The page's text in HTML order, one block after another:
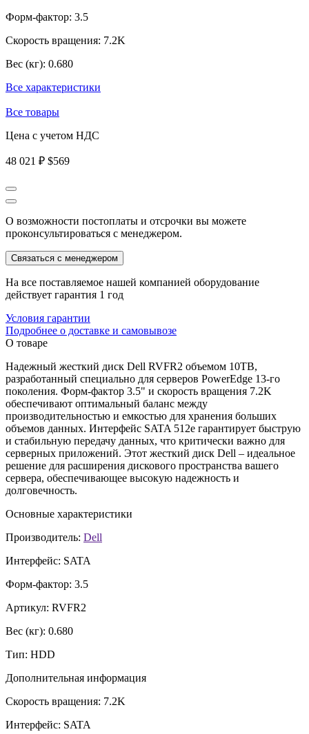
Форм-фактор: 3.5
Скорость вращения: 7.2K
Вес (кг): 0.680
Все характеристики
Все товары
Цена с учетом НДС
48 021 ₽ $569
О возможности постоплаты и отсрочки вы можете
проконсультироваться с менеджером.
Связаться с менеджером
На все поставляемое нашей компанией оборудование
действует гарантия 1 год
Условия гарантии
Подробнее о доставке и самовывозе
О товаре
Надежный жесткий диск Dell RVFR2 объемом 10TB,
разработанный специально для серверов PowerEdge 13-го
поколения. Форм-фактор 3.5" и скорость вращения 7.2K
обеспечивают оптимальный баланс между
производительностью и емкостью для хранения больших
объемов данных. Интерфейс SATA 512e гарантирует быструю
и стабильную передачу данных, что критически важно для
серверных приложений. Этот жесткий диск Dell – идеальное
решение для расширения дискового пространства вашего
сервера, обеспечивающее высокую надежность и
долговечность.
Основные характеристики
Производитель: Dell
Интерфейс: SATA
Форм-фактор: 3.5
Артикул: RVFR2
Вес (кг): 0.680
Тип: HDD
Дополнительная информация
Скорость вращения: 7.2K
Интерфейс: SATA